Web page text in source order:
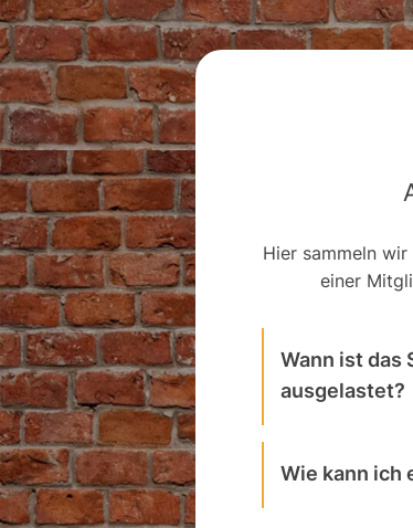
Hier sammeln
einer
Wann ist das
ausgelastet?
Wie kann ich